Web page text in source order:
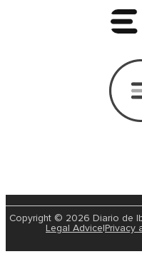
Copyright © 2026 Diario de
Legal Advice Privacy